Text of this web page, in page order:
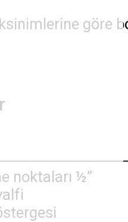
göre
noktaları ½”